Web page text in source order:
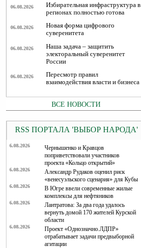
06.08.2026
Избирательная инфраструктура в
регионах полностью готова
06.08.2026
Новая форма цифрового
суверенитета
06.08.2026
Наша задача – защитить
электоральный суверенитет
России
06.08.2026
Пересмотр правил
взаимодействия власти и бизнеса
ВСЕ НОВОСТИ
RSS ПОРТАЛА 'ВЫБОР НАРОДА'
6.08.2026
Чернышенко и Кравцов
поприветствовали участников
проекта «Кольцо открытий»
6.08.2026
Александр Рудаков оценил риск
«венесуэльского сценария» для Кубы
6.08.2026
В Югре ввели современные жилые
комплексы для нефтяников
6.08.2026
Лантратова: За два года удалось
вернуть домой 170 жителей Курской
области
6.08.2026
Проект «Однозначно.ЛДПР»
отрабатывает задачи предвыборной
агитации